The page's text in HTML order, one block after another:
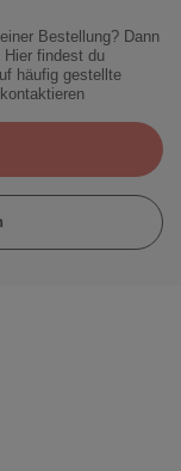
Bestellung? Dann
findest du
häufig gestellte